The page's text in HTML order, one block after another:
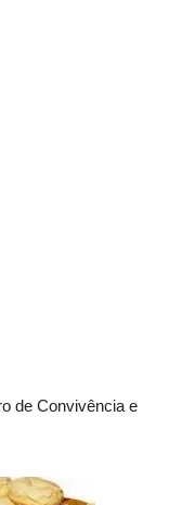
de Convivência e